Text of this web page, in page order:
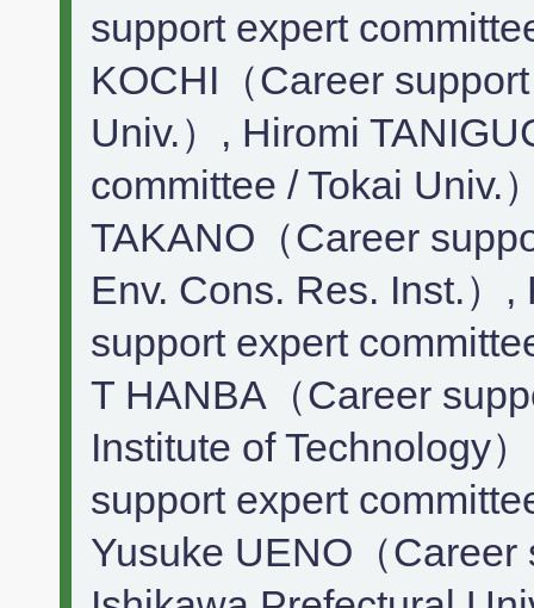
support expert
KOCHI（Career
Univ.）, Hiromi
committee / Tokai Univ.
TAKANO（Career
Env. Cons. Res. Inst.）
support expert
T HANBA（Career
Institute of Technology
support expert
Yusuke UENO（